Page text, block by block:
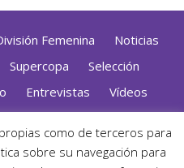
Femenina
Noticias
Supercopa
Selección
Entrevistas
Vídeos
de Cookies|Contacto
como de terceros para
sobre su navegación para